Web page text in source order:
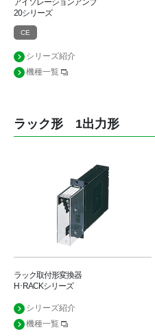
アイソレーションアンプ
20シリーズ
CE
シリーズ紹介
機種一覧
ラック形 1出力形
ラック取付形変換器
H･RACKシリーズ
シリーズ紹介
機種一覧